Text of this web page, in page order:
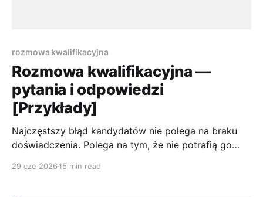
rozmowa kwalifikacyjna
Rozmowa kwalifikacyjna —
pytania i odpowiedzi
[Przykłady]
Najczęstszy błąd kandydatów nie polega na braku
doświadczenia. Polega na tym, że nie potrafią go
29 cze 2026 15 min read